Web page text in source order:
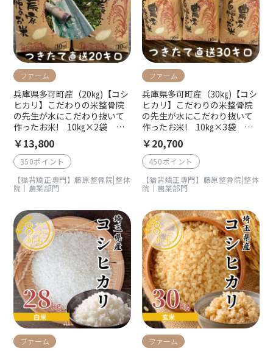
ファーム
兵庫県多可町産（20㎏)【コシ
ヒカリ】こだわりの米整骨院
の先生が水にこだわり抜いて
作ったお米! 10㎏×2袋 精
米つきたて直送！令和6年度産
￥13,800
350ポイント
【猫背矯正専門】藤原整骨院|整体
院｜農業部門
ファーム
兵庫県多可町産（30㎏)【コシ
ヒカリ】こだわりの米整骨院
の先生が水にこだわり抜いて
作ったお米! 10㎏×3袋 精
米つきたて直送！令和7年度産
￥20,700
450ポイント
【猫背矯正専門】藤原整骨院|整体
院｜農業部門
ファーム ファーム